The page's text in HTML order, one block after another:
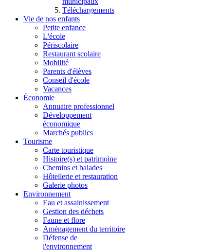
Téléchargements
Vie de nos enfants
Petite enfance
L'école
Périscolaire
Restaurant scolaire
Mobilité
Parents d'élèves
Conseil d'école
Vacances
Économie
Annuaire professionnel
Développement
économique
Marchés publics
Tourisme
Carte touristique
Histoire(s) et patrimoine
Chemins et balades
Hôtellerie et restauration
Galerie photos
Environnement
Eau et assainissement
Gestion des déchets
Faune et flore
Aménagement du territoire
Défense de
l'environnement